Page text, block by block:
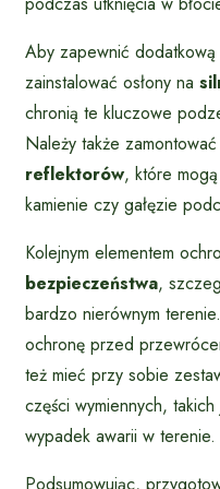
Aby zapewnić
zainstalować osłony na
chronią te kluczowe
Należy także
reflektorów, które
kamienie czy gałęzie
Kolejnym elementem
bezpieczeństwa,
bardzo nierównym
ochronę przed
też mieć przy sobie
części wymiennych,
wypadek awarii w terenie.